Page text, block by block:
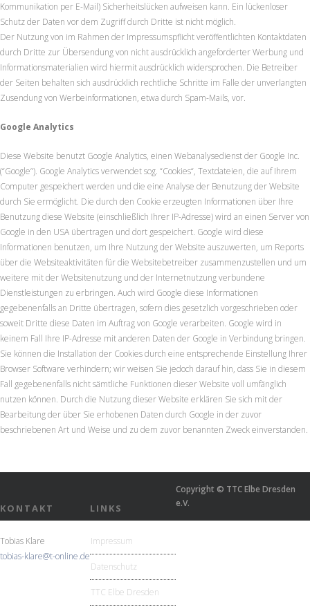
Kommunikation per E-Mail) Sicherheitslücken aufweisen kann. Ein lückenloser
Schutz der Daten vor dem Zugriff durch Dritte ist nicht möglich.
Der Nutzung von im Rahmen der Impressumspflicht veröffentlichten Kontaktdaten
durch Dritte zur Übersendung von nicht ausdrücklich angeforderter Werbung und
Informationsmaterialien wird hiermit ausdrücklich widersprochen. Die Betreiber
der Seiten behalten sich ausdrücklich rechtliche Schritte im Falle der unverlangten
Zusendung von Werbeinformationen, etwa durch Spam-Mails, vor.
Google Analytics
Diese Website benutzt Google Analytics, einen Webanalysedienst der Google Inc.
(“Google“). Google Analytics verwendet sog. “Cookies“, Textdateien, die auf Ihrem
Computer gespeichert werden und die eine Analyse der Benutzung der Website
durch Sie ermöglicht. Die durch den Cookie erzeugten Informationen über Ihre
Benutzung diese Website (einschließlich Ihrer IP-Adresse) wird an einen Server von
Google in den USA übertragen und dort gespeichert. Google wird diese
Informationen benutzen, um Ihre Nutzung der Website auszuwerten, um Reports
über die Websiteaktivitäten für die Websitebetreiber zusammenzustellen und um
weitere mit der Websitenutzung und der Internetnutzung verbundene
Dienstleistungen zu erbringen. Auch wird Google diese Informationen
gegebenenfalls an Dritte übertragen, sofern dies gesetzlich vorgeschrieben oder
soweit Dritte diese Daten im Auftrag von Google verarbeiten. Google wird in
keinem Fall Ihre IP-Adresse mit anderen Daten der Google in Verbindung bringen.
Sie können die Installation der Cookies durch eine entsprechende Einstellung Ihrer
Browser Software verhindern; wir weisen Sie jedoch darauf hin, dass Sie in diesem
Fall gegebenenfalls nicht sämtliche Funktionen dieser Website voll umfänglich
nutzen können. Durch die Nutzung dieser Website erklären Sie sich mit der
Bearbeitung der über Sie erhobenen Daten durch Google in der zuvor
beschriebenen Art und Weise und zu dem zuvor benannten Zweck einverstanden.
KONTAKT
Tobias Klare
tobias-klare@t-online.de
LINKS
Impressum
Datenschutz
TTC Elbe Dresden
Copyright © TTC Elbe Dresden
e.V.